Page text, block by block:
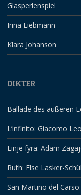
Glasperlenspiel
Irina Liebmann
Klara Johanson
DIKTER
Ballade des äußeren
L’infinito: Giacomo
Linje fyra: Adam
Ruth: Else Lasker-
San Martino del